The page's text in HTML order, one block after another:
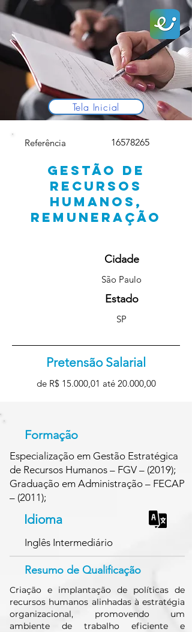
Tela Inicial
Referência 16578265
GESTÃO DE
RECURSOS
HUMANOS,
REMUNERAÇÃO
Cidade
São Paulo
Estado
SP
Pretensão Salarial
de R$ 15.000,01 até 20.000,00
Formação
Especialização em Gestão Estratégica
de Recursos Humanos – FGV – (2019);
Graduação em Administração – FECAP
– (2011);
Idioma
Inglês Intermediário
Resumo de Qualificação
Criação e implantação de políticas de
recursos humanos alinhadas à estratégia
organizacional, promovendo um
ambiente de trabalho eficiente e